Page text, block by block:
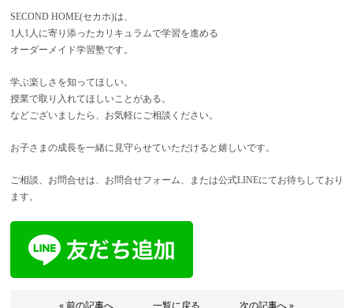
SECOND HOME(セカホ)は、
1人1人に寄り添ったカリキュラムで学習を進める
オーダーメイド学習塾です。
学ぶ楽しさを知ってほしい。
授業で取り入れてほしいことがある。
などございましたら、お気軽にご相談ください。
お子さまの成長を一緒に見守らせていただけると嬉しいです。
ご相談、お問合せは、お問合せフォーム、または公式LINEにてお待ちしており
ます。